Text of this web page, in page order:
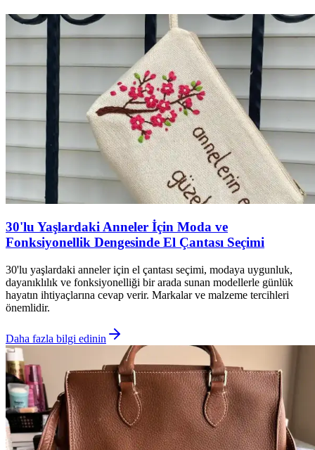
30'lu Yaşlardaki Anneler İçin Moda ve
Fonksiyonellik Dengesinde El Çantası Seçimi
30'lu yaşlardaki anneler için el çantası seçimi, modaya uygunluk,
dayanıklılık ve fonksiyonelliği bir arada sunan modellerle günlük
hayatın ihtiyaçlarına cevap verir. Markalar ve malzeme tercihleri
önemlidir.
Daha fazla bilgi edinin